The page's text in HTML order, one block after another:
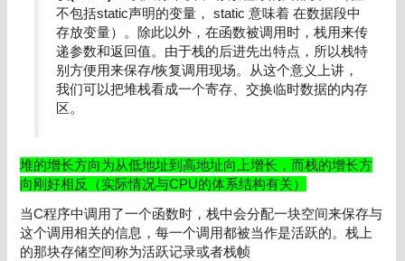
不包括static声明的变量， static 意味着 在数据段中
存放变量）。除此以外，在函数被调用时，栈用来传
递参数和返回值。由于栈的后进先出特点，所以栈特
别方便用来保存/恢复调用现场。从这个意义上讲，
我们可以把堆栈看成一个寄存、交换临时数据的内存
区。
堆的增长方向为从低地址到高地址向上增长，而栈的增长方
向刚好相反（实际情况与CPU的体系结构有关）
当C程序中调用了一个函数时，栈中会分配一块空间来保存与
这个调用相关的信息，每一个调用都被当作是活跃的。栈上
的那块存储空间称为活跃记录或者栈帧